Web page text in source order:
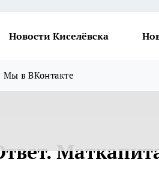
Новости Киселёвска
Мы в ВКонтакте